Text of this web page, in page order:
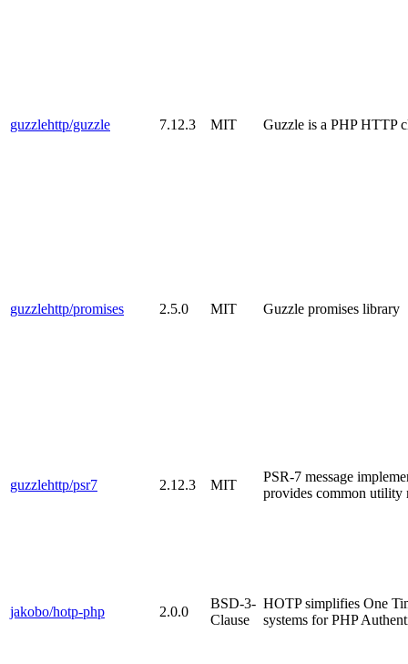
guzzlehttp/guzzle 7.12.3 MIT Guzzle is a PHP HTTP
guzzlehttp/promises 2.5.0 MIT Guzzle promises library
guzzlehttp/psr7 2.12.3 MIT
PSR-7 message
provides common utility
jakobo/hotp-php 2.0.0
BSD-3-
Clause
HOTP simplifies One
systems for PHP